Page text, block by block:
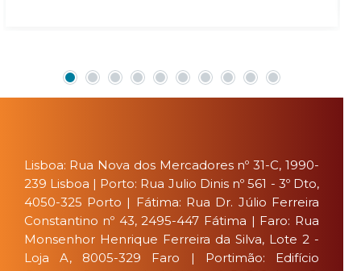
Lisboa: Rua Nova dos Mercadores nº 31-C, 1990-
239 Lisboa | Porto: Rua Julio Dinis nº 561 - 3º Dto,
4050-325 Porto | Fátima: Rua Dr. Júlio Ferreira
Constantino nº 43, 2495-447 Fátima | Faro: Rua
Monsenhor Henrique Ferreira da Silva, Lote 2 -
Loja A, 8005-329 Faro | Portimão: Edifício